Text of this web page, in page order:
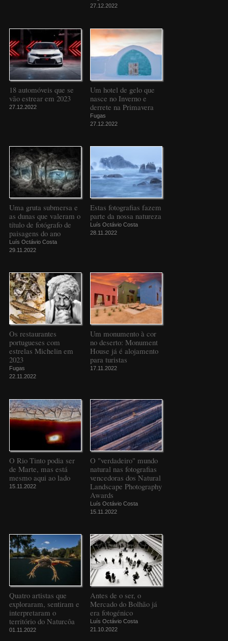
27.12.2022
18 automóveis que se
vão estrear em 2023
27.12.2022
Um hotel de gelo que
nasce no Inverno e
derrete na Primavera
Fugas
27.12.2022
Uma gruta submersa e
as dunas que valeram o
título de fotógrafo de
paisagens do ano
Luís Octávio Costa
29.11.2022
Estas fotografias fazem
parte da nossa natureza
Luís Octávio Costa
28.11.2022
Os restaurantes
portugueses com
estrelas Michelin em
2023
Fugas
22.11.2022
Um monumento à cor
no deserto: Monument
House já é alojamento
para turistas
17.11.2022
O Rio Tinto podia ser
de Marte, mas está
mesmo aqui ao lado
15.11.2022
O "verdadeiro" mundo
natural nas fotografias
vencedoras dos Natural
Landscape Photography
Awards
Luís Octávio Costa
15.11.2022
Quatro artistas que
exploraram, sentiram e
interpretaram o
território do Naturcôa
01.11.2022
Antes de o ser, o
Mercado do Bolhão já
era fotogénico
Luís Octávio Costa
21.10.2022